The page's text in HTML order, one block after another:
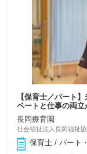
【保育士／パート
ベートと仕事の両立
長岡療育園
社会福祉法人長岡福祉
保育士 / パート